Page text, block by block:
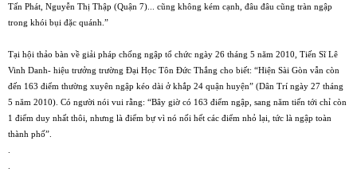
Tấn Phát, Nguyễn Thị Thập (Quận 7)... cũng không kém cạnh, đâu đâu cũng tràn ngập
trong khói bụi đặc quánh.”
Tại hội thảo bàn về giải pháp chống ngập tổ chức ngày 26 tháng 5 năm 2010, Tiến Sĩ Lê
Vinh Danh- hiệu trưởng trường Ðại Học Tôn Ðức Thắng cho biết: “Hiện Sài Gòn vẫn còn
đến 163 điểm thường xuyên ngập kéo dài ở khắp 24 quận huyện” (Dân Trí ngày 27 tháng
5 năm 2010). Có người nói vui rằng: “Bây giờ có 163 điểm ngập, sang năm tiến tới chỉ còn
1 điểm duy nhất thôi, nhưng là điểm bự vì nó nối hết các điểm nhỏ lại, tức là ngập toàn
thành phố”.